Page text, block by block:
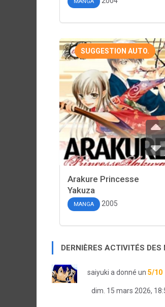
SUGGESTION AUTO.
Arakure Princesse
Yakuza
MANGA 2005
DERNIÈRES ACTIVITÉS DES
saiyuki a donné un 5/10
dim. 15 mars 2026,